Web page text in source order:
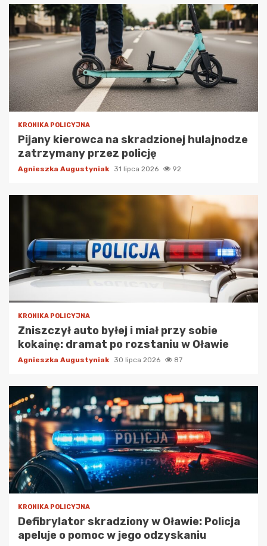
KRONIKA POLICYJNA
Pijany kierowca na skradzionej hulajnodze
zatrzymany przez policję
Agnieszka Augustyniak 31 lipca 2026 92
KRONIKA POLICYJNA
Zniszczył auto byłej i miał przy sobie
kokainę: dramat po rozstaniu w Oławie
Agnieszka Augustyniak 30 lipca 2026 87
KRONIKA POLICYJNA
Defibrylator skradziony w Oławie: Policja
apeluje o pomoc w jego odzyskaniu